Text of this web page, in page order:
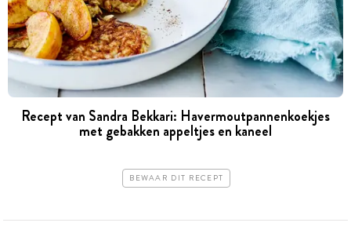
Recept van Sandra Bekkari: Havermoutpannenkoekjes
met gebakken appeltjes en kaneel
BEWAAR DIT RECEPT